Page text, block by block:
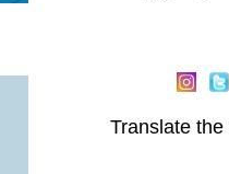
Translate